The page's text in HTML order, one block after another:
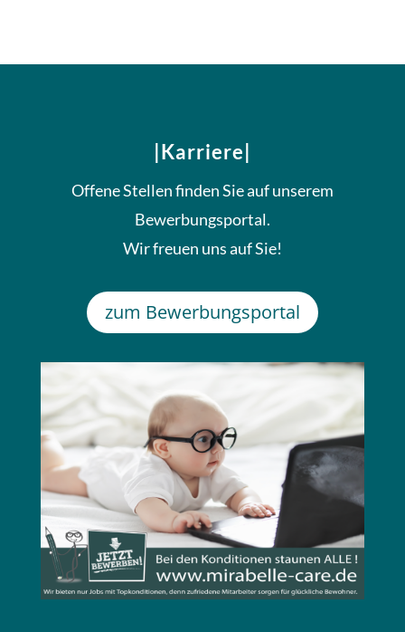
|Karriere|
Offene Stellen finden Sie auf unserem
Bewerbungsportal.
Wir freuen uns auf Sie!
zum Bewerbungsportal